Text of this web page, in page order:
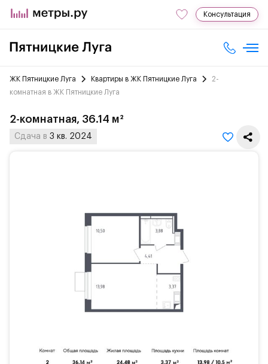
Консультация
ЖК Пятницкие Луга Квартиры в ЖК Пятницкие Луга
2-
комнатная в ЖК Пятницкие Луга
2-комнатная, 36.14 м²
Сдача в 3 кв. 2024